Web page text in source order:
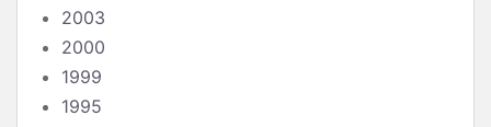
2003
2000
1999
1995